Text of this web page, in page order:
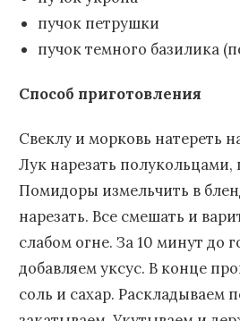
пучок петрушки
пучок темного базилика
Способ приготовления
Свеклу и морковь натереть
Лук нарезать
Помидоры измельчить в
нарезать. Все смешать и
слабом огне. За 10 минут до
добавляем уксус. В конце
соль и сахар. Раскладываем